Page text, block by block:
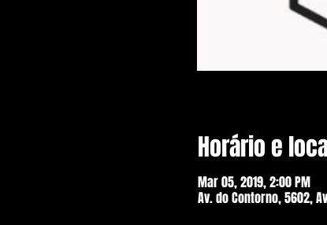
Horário e
Mar 05, 2019, 2:00 PM
Av. do Contorno, 5602,